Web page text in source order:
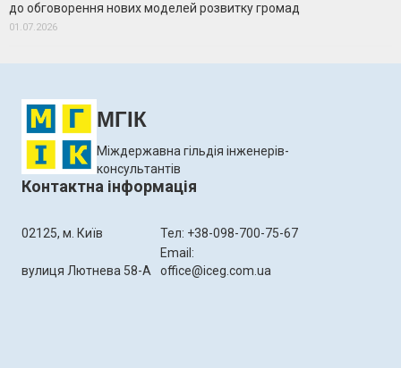
до обговорення нових моделей розвитку громад
01.07.2026
МГІК
Міждержавна гільдія інженерів-
консультантів
Контактна інформація
02125, м. Київ
вулиця Лютнева 58-А
Тел: +38-098-700-75-67
Email:
office@iceg.com.ua